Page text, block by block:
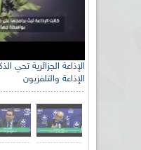
الإذاعة والتلفزيون